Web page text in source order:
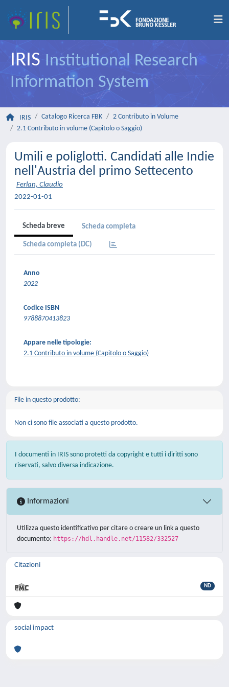
IRIS Institutional Research
Information System
IRIS Catalogo Ricerca FBK
2 Contributo in Volume
2.1 Contributo in volume (Capitolo o Saggio)
Umili e poliglotti. Candidati alle Indie
nell'Austria del primo Settecento
Ferlan, Claudio
2022-01-01
Scheda breve Scheda completa
Scheda completa (DC)
Anno
2022
Codice ISBN
9788870413823
Appare nelle tipologie:
2.1 Contributo in volume (Capitolo o Saggio)
File in questo prodotto:
Non ci sono file associati a questo prodotto.
I documenti in IRIS sono protetti da copyright e tutti i diritti sono
riservati, salvo diversa indicazione.
Informazioni
Utilizza questo identificativo per citare o creare un link a questo
documento: https://hdl.handle.net/11582/332527
Citazioni
ND
social impact